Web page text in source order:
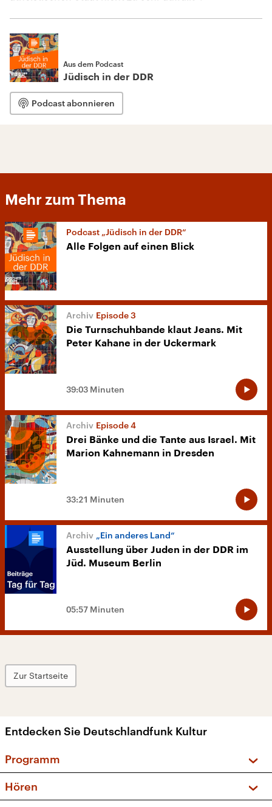
Aus dem Podcast
Jüdisch in der DDR
Podcast abonnieren
Mehr zum Thema
Podcast „Jüdisch in der DDR“
Alle Folgen auf einen Blick
Episode 3
Die Turnschuhbande klaut Jeans. Mit
Peter Kahane in der Uckermark
39:03 Minuten
Episode 4
Drei Bänke und die Tante aus Israel. Mit
Marion Kahnemann in Dresden
33:21 Minuten
„Ein anderes Land“
Ausstellung über Juden in der DDR im
Jüd. Museum Berlin
05:57 Minuten
Zur Startseite
Entdecken Sie Deutschlandfunk Kultur
Programm
Sendungen und Podcasts
Hören